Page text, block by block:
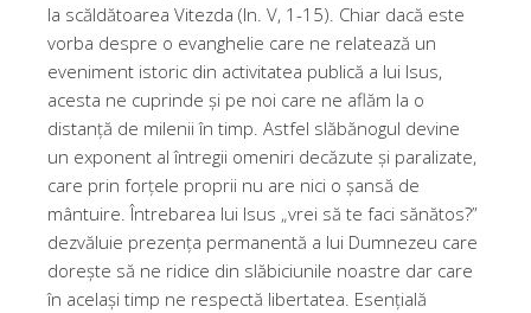
la scăldătoarea Vitezda (In. V, 1-15). Chiar dacă este
vorba despre o evanghelie care ne relatează un
eveniment istoric din activitatea publică a lui Isus,
acesta ne cuprinde și pe noi care ne aflăm la o
distanță de milenii în timp. Astfel slăbănogul devine
un exponent al întregii omeniri decăzute și paralizate,
care prin forțele proprii nu are nici o șansă de
mântuire. Întrebarea lui Isus „vrei să te faci sănătos?”
dezvăluie prezența permanentă a lui Dumnezeu care
dorește să ne ridice din slăbiciunile noastre dar care
în același timp ne respectă libertatea. Esențială